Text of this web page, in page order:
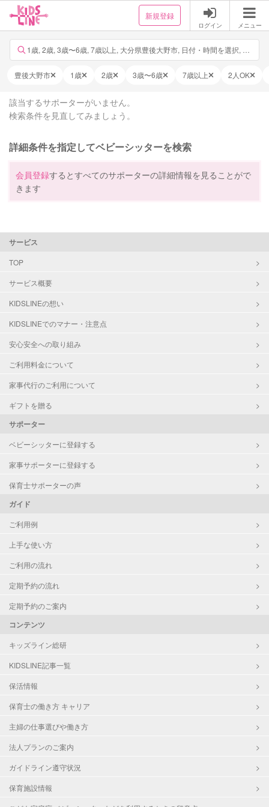
新規登録
ログイン メニュー
豊後大野市 1歳 2歳 3歳〜6歳 7歳以上 2人OK
該当するサポーターがいません。
検索条件を見直してみましょう。
詳細条件を指定してベビーシッターを検索
会員登録するとすべてのサポーターの詳細情報を見ることがで
きます
サービス
TOP
サービス概要
KIDSLINEの想い
KIDSLINEでのマナー・注意点
安心安全への取り組み
ご利用料金について
家事代行のご利用について
ギフトを贈る
サポーター
ベビーシッターに登録する
家事サポーターに登録する
保育士サポーターの声
ガイド
ご利用例
上手な使い方
ご利用の流れ
定期予約の流れ
定期予約のご案内
コンテンツ
キッズライン総研
KIDSLINE記事一覧
保活情報
保育士の働き方 キャリア
主婦の仕事選びや働き方
法人プランのご案内
ガイドライン遵守状況
保育施設情報